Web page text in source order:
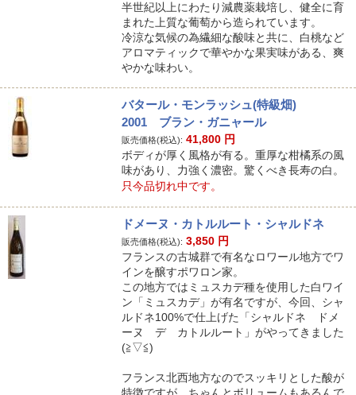
半世紀以上にわたり減農薬栽培し、健全に育
まれた上質な葡萄から造られています。
冷涼な気候の為繊細な酸味と共に、白桃など
アロマティックで華やかな果実味がある、爽
やかな味わい。
バタール・モンラッシュ(特級畑)
2001 ブラン・ガニャール
販売価格(税込): 41,800 円
ボディが厚く風格が有る。重厚な柑橘系の風
味があり、力強く濃密。驚くべき長寿の白。
只今品切れ中です。
ドメーヌ・カトルルート・シャルドネ
販売価格(税込): 3,850 円
フランスの古城群で有名なロワール地方でワ
インを醸すポワロン家。
この地方ではミュスカデ種を使用した白ワイ
ン「ミュスカデ」が有名ですが、今回、シャ
ルドネ100%で仕上げた「シャルドネ ドメ
ーヌ デ カトルルート」がやってきました
(≧▽≦)
フランス北西地方なのでスッキリとした酸が